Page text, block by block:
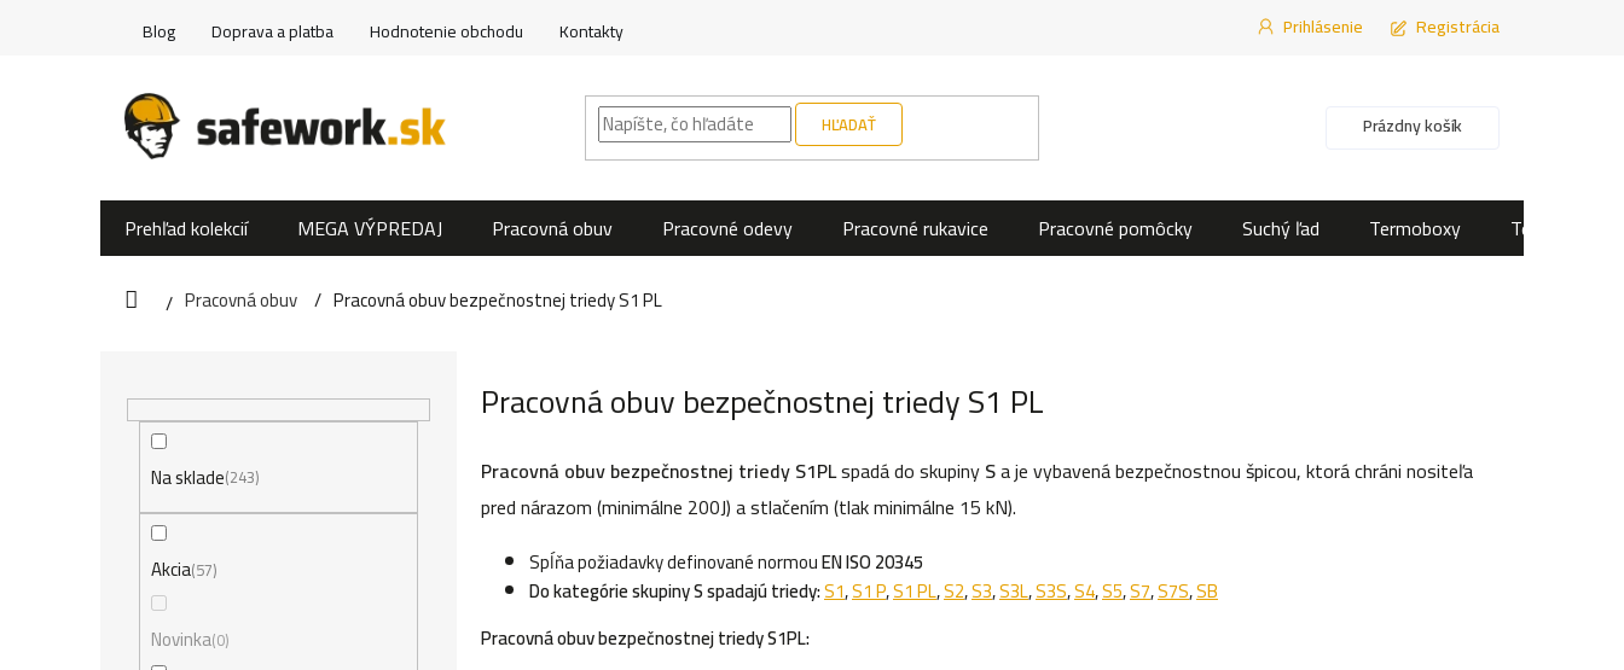
Blog Doprava a platba Hodnotenie obchodu Kontakty Prihlásenie Registrácia
HĽADAŤ Nákupný košík
Prázdny košík
Prehľad kolekcií MEGA VÝPREDAJ Pracovná obuv Pracovné odevy Pracovné rukavice Pracovné pomôcky Suchý ľad Termoboxy Termotašky
DomovPracovná obuv Pracovná obuv bezpečnostnej triedy S1 PL
Na sklade 243
Akcia 57
Novinka 0
Pracovná obuv bezpečnostnej triedy S1 PL
Pracovná obuv bezpečnostnej triedy S1PLspadá do skupinySaje vybavená bezpečnostnou špicou, ktorá chráni nositeľa
pred nárazom (minimálne 200J) a stlačením (tlak minimálne 15 kN).
Spĺňa požiadavky definované normouEN ISO 20345
Do kategórie skupiny S spadajú triedy:S1,S1 P,S1 PL,S2,S3,S3L,S3S,S4,S5,S7,S7S,SB
Pracovná obuv bezpečnostnej triedy S1PL: